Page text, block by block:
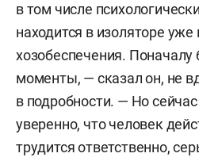
в том числе
находится в изоляторе уже
хозобеспечения.
моменты, — сказал он, не
в подробности. — Но
уверенно, что человек
трудится ответственно,